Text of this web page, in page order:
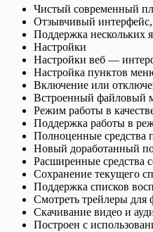
Чистый современный
Отзывчивый интерфейс,
Поддержка нескольких
Настройки
Настройки веб —
Настройка пунктов
Включение или
Встроенный файловый
Режим работы в
Поддержка работы в
Полноценные средства
Новый доработанный
Расширенные средства
Сохранение текущего
Поддержка списков
Смотреть трейлеры для
Скачивание видео и
Построен с